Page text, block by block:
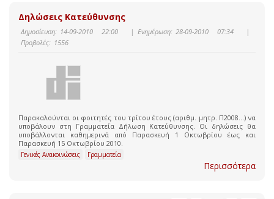
Δηλώσεις Κατεύθυνσης
Δημοσίευση: 14-09-2010 22:00 | Ενημέρωση: 28-09-2010 07:34
|
Προβολές: 1556
Παρακαλούνται οι φοιτητές του τρίτου έτους (αριθμ. μητρ. Π2008…) να
υποβάλουν στη Γραμματεία Δήλωση Κατεύθυνσης. Οι δηλώσεις θα
υποβάλλονται καθημερινά από Παρασκευή 1 Οκτωβρίου έως και
Παρασκευή 15 Οκτωβρίου 2010.
Γενικές Ανακοινώσεις Γραμματεία
Περισσότερα